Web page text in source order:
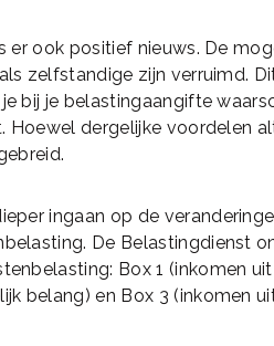
er ook positief nieuws. De
zelfstandige zijn verruimd.
bij je belastingaangifte
Hoewel dergelijke voordelen
ingaan op de
De Belastingdienst
Box 1 (inkomen
belang) en Box 3 (inkomen